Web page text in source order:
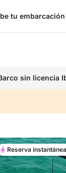
tu embarcación
sin licencia
Reserva instantánea